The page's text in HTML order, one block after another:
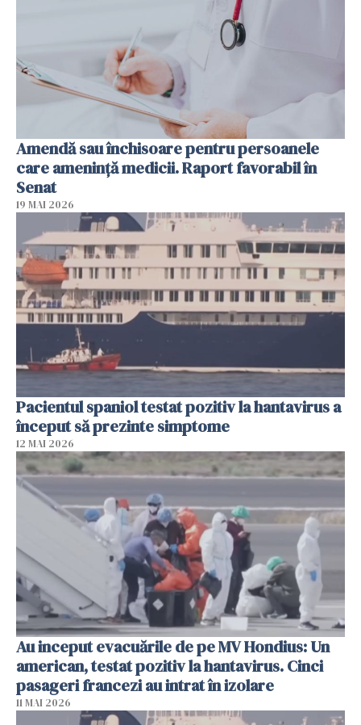
Amendă sau închisoare pentru persoanele
care ameninţă medicii. Raport favorabil în
Senat
19 MAI 2026
Pacientul spaniol testat pozitiv la hantavirus a
început să prezinte simptome
12 MAI 2026
Au inceput evacuările de pe MV Hondius: Un
american, testat pozitiv la hantavirus. Cinci
pasageri francezi au intrat în izolare
11 MAI 2026